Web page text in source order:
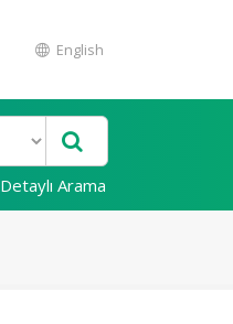
English
Detaylı Arama